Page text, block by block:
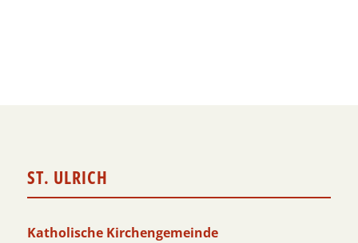
ST. ULRICH
Katholische Kirchengemeinde